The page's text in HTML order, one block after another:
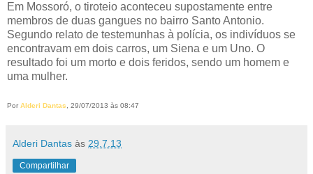
Em Mossoró, o tiroteio aconteceu supostamente entre
membros de duas gangues no bairro Santo Antonio.
Segundo relato de testemunhas à polícia, os indivíduos se
encontravam em dois carros, um Siena e um Uno. O
resultado foi um morto e dois feridos, sendo um homem e
uma mulher.
Por Alderi Dantas, 29/07/2013 às 08:47
Alderi Dantas às 29.7.13
Compartilhar